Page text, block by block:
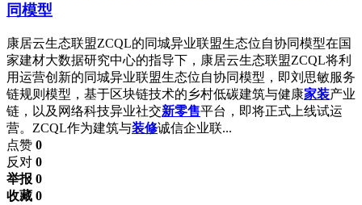
同模型
康居云生态联盟ZCQL的同城异业联盟生态位自协同模型在国
家建材大数据研究中心的指导下，康居云生态联盟ZCQL将利
用运营创新的同城异业联盟生态位自协同模型，即刘思敏服务
链规则模型，基于区块链技术的乡村低碳建筑与健康家装产业
链，以及网络科技异业社交新零售平台，即将正式上线试运
营。ZCQL作为建筑与装修诚信企业联...
点赞 0
反对 0
举报 0
收藏 0